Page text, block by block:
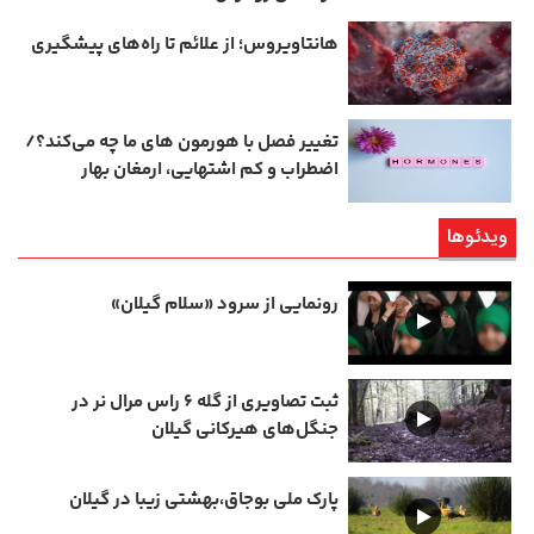
هانتاویروس؛ از علائم تا راه‌های پیشگیری
تغییر فصل با هورمون‌ های ما چه می‌کند؟/
اضطراب و کم‌ اشتهایی، ارمغان بهار
ویدئوها
رونمایی از سرود «سلام گیلان»
ثبت تصاویری از گله ۶ راس مرال نر در
جنگل‌های هیرکانی گیلان
پارک ملی بوجاق،بهشتی زیبا در گیلان